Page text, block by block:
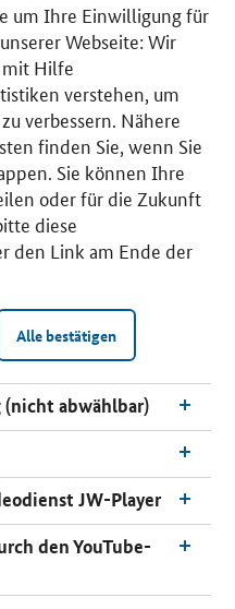
n
um Ihre Einwilligung für
Webseite: Wir
Hilfe
verstehen, um
verbessern. Nähere
finden Sie, wenn Sie
Sie können Ihre
oder für die Zukunft
diese
den Link am Ende der
Alle bestätigen
abwählbar)
JW-Player
den YouTube-